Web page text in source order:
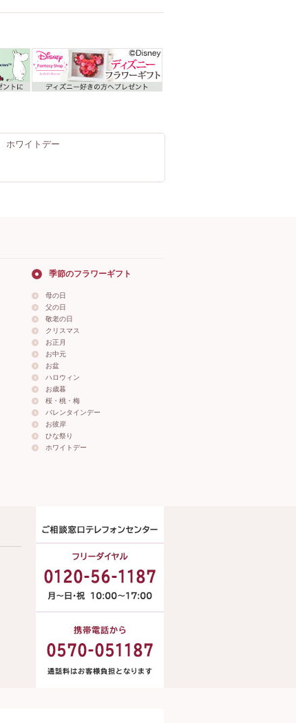
ホワイトデー
季節のフラワーギフト
母の日
父の日
敬老の日
クリスマス
お正月
お中元
お盆
ハロウィン
お歳暮
桜・桃・梅
バレンタインデー
お彼岸
ひな祭り
ホワイトデー